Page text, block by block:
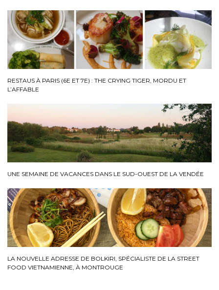
RESTAUS À PARIS (6E ET 7E) : THE CRYING TIGER, MORDU ET
L’AFFABLE
UNE SEMAINE DE VACANCES DANS LE SUD-OUEST DE LA VENDÉE
LA NOUVELLE ADRESSE DE BOLKIRI, SPÉCIALISTE DE LA STREET
FOOD VIETNAMIENNE, À MONTROUGE